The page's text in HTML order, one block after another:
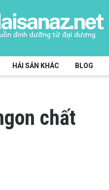
HẢI SẢN KHÁC BLOG
chất